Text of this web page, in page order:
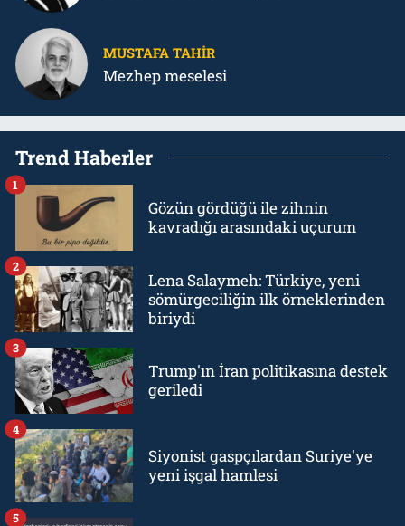
MUSTAFA TAHIR
Mezhep meselesi
Trend Haberler
Gözün gördüğü ile zihnin
kavradığı arasındaki uçurum
1
Lena Salaymeh: Türkiye, yeni
sömürgeciliğin ilk örneklerinden
biriydi
2
Trump'ın İran politikasına destek
geriledi
3
Siyonist gaspçılardan Suriye'ye
yeni işgal hamlesi
4
5